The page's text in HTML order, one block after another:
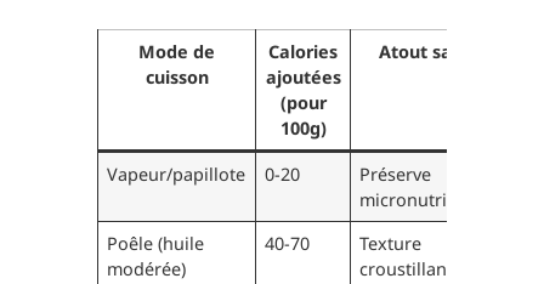
Mode de
cuisson
Calories
ajoutées
(pour
100g)
Atout santé
Vapeur/papillote 0-20
Préserve
micronutriments
Poêle (huile
modérée)
40-70
Texture
croustillante,